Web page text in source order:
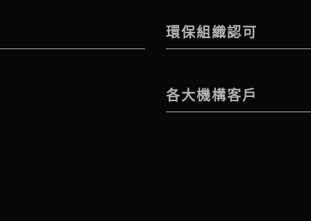
環保組織認可
各大機構客戶